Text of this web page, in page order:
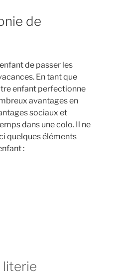
de
de passer les
En tant que
enfant perfectionne
avantages en
sociaux et
dans une colo. Il ne
quelques éléments
:
literie